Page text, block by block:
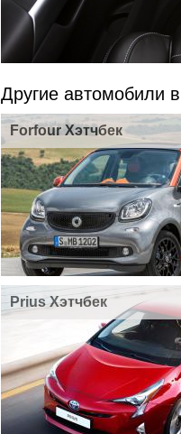
Другие автомобили
Forfour Хэтчбек
Prius Хэтчбек